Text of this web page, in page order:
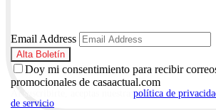
Email Address
Doy mi consentimiento para recibir
promocionales de casaactual.com
política de
de servicio